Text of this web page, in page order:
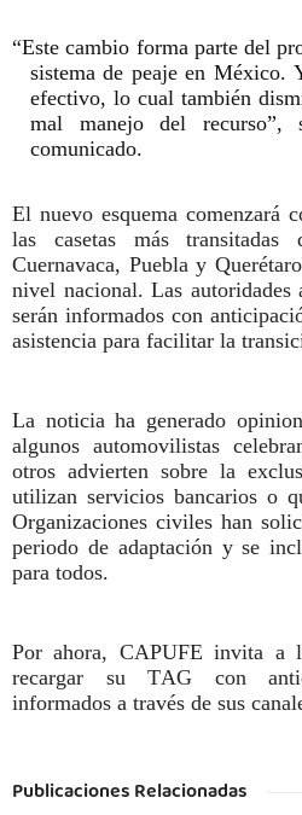
“Este cambio forma parte del
sistema de peaje en México.
efectivo, lo cual también
mal manejo del recurso”,
comunicado.
El nuevo esquema comenzará
las casetas más
Cuernavaca, Puebla y
nivel nacional. Las autoridades
serán informados con
asistencia para facilitar la
La noticia ha generado
algunos automovilistas
otros advierten sobre la
utilizan servicios bancarios o
Organizaciones civiles han
periodo de adaptación y se
para todos.
Por ahora, CAPUFE invita a
recargar su TAG con
informados a través de sus
Publicaciones Relacionadas